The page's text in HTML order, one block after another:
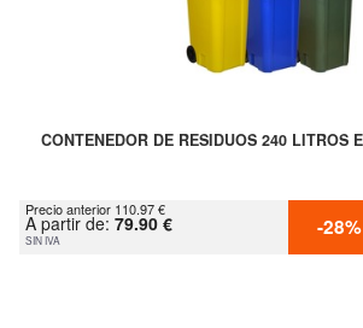
CONTENEDOR DE RESIDUOS 240 LITROS
Precio anterior 110.97 €
A partir de: 79.90 €
SIN IVA -28%